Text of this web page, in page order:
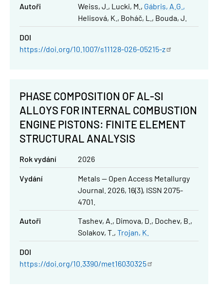
Autoři Weiss, J. Lucki, M.
Gábris, A.G.
Helisová, K.
Boháč, L. Bouda, J.
DOI
https://doi.org/10.1007/s11128-026-05215-z
PHASE COMPOSITION OF AL-SI
ALLOYS FOR INTERNAL COMBUSTION
ENGINE PISTONS: FINITE ELEMENT
STRUCTURAL ANALYSIS
Rok vydání 2026
Vydání
Metals — Open Access Metallurgy
Journal. 2026, 16(3), ISSN 2075-
4701.
Autoři Tashev, A. Dimova, D.
Dochev, B.
Solakov, T. Trojan, K.
DOI
https://doi.org/10.3390/met16030325